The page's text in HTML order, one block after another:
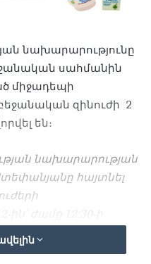
նախարարությունը
սահմանին
միջադեպի
զինուժի 2
են։
նախարարության
հայտնել
ին՝ ժամը 12:30-ի
պետական սահմանը